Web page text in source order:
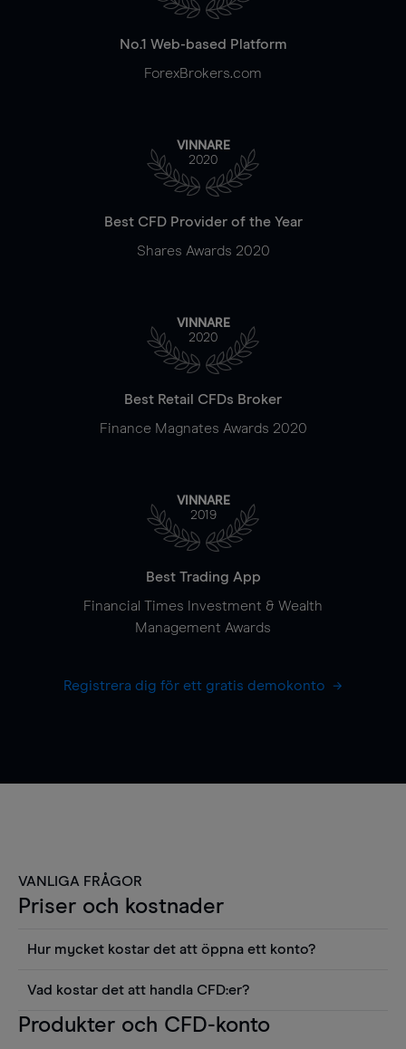
No.1 Web-based Platform
ForexBrokers.com
VINNARE
2020
Best CFD Provider of the Year
Shares Awards 2020
VINNARE
2020
Best Retail CFDs Broker
Finance Magnates Awards 2020
VINNARE
2019
Best Trading App
Financial Times Investment & Wealth
Management Awards
Registrera dig för ett gratis demokonto
VANLIGA FRÅGOR
Priser och kostnader
Hur mycket kostar det att öppna ett konto?
använda sådana verktyg som diagram, Reuters
Vad kostar det att handla CFD:er?
Det är en rad kostnader att tänka på när man
Produkter och CFD-konto